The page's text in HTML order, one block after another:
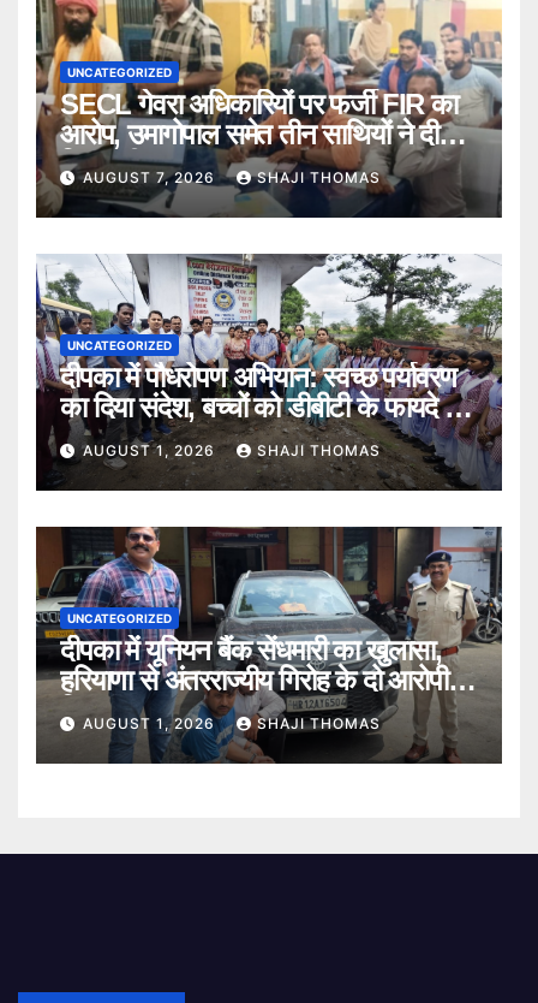
UNCATEGORIZED
SECL गेवरा अधिकारियों पर फर्जी FIR का
आरोप, उमागोपाल समेत तीन साथियों ने दी
गिरफ्तारी।
AUGUST 7, 2026 SHAJI THOMAS
UNCATEGORIZED
दीपका में पौधरोपण अभियान: स्वच्छ पर्यावरण
का दिया संदेश, बच्चों को डीबीटी के फायदे भी
बताए।
AUGUST 1, 2026 SHAJI THOMAS
UNCATEGORIZED
दीपका में यूनियन बैंक सेंधमारी का खुलासा,
हरियाणा से अंतरराज्यीय गिरोह के दो आरोपी
गिरफ्तार।
AUGUST 1, 2026 SHAJI THOMAS